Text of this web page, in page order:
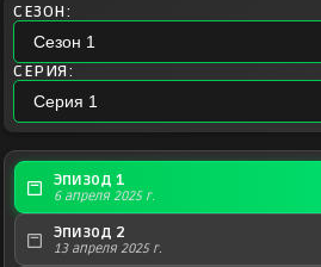
СЕЗОН:
СЕРИЯ:
Эпизод 1
6 апреля 2025 г.
Эпизод 2
13 апреля 2025 г.